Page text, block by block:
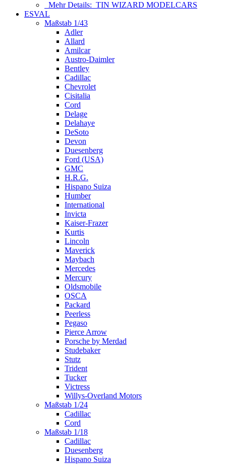
Mehr Details: TIN WIZARD MODELCARS
ESVAL
Maßstab 1/43
Adler
Allard
Amilcar
Austro-Daimler
Bentley
Cadillac
Chevrolet
Cisitalia
Cord
Delage
Delahaye
DeSoto
Devon
Duesenberg
Ford (USA)
GMC
H.R.G.
Hispano Suiza
Humber
International
Invicta
Kaiser-Frazer
Kurtis
Lincoln
Maverick
Maybach
Mercedes
Mercury
Oldsmobile
OSCA
Packard
Peerless
Pegaso
Pierce Arrow
Porsche by Merdad
Studebaker
Stutz
Trident
Tucker
Victress
Willys-Overland Motors
Maßstab 1/24
Cadillac
Cord
Maßstab 1/18
Cadillac
Duesenberg
Hispano Suiza